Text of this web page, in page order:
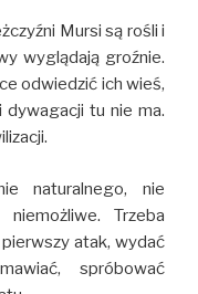
Mursi są rośli i
wyglądają groźnie.
odwiedzić ich wieś,
tu nie ma.
naturalnego, nie
Trzeba
atak, wydać
spróbować